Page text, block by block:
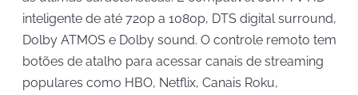
inteligente de até 720p a 1080p, DTS digital surround,
Dolby ATMOS e Dolby sound. O controle remoto tem
botões de atalho para acessar canais de streaming
populares como HBO, Netflix, Canais Roku,